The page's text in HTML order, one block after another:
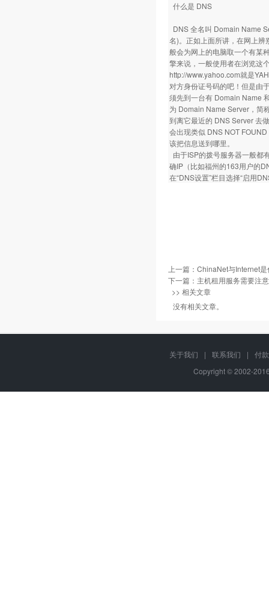
什么是 DNS
DNS 全名叫 Domain Name
名)。正如上面所讲，在网上
般会为网上的电脑取一个有某
擎来说，一般使用者在浏览这
http://www.yahoo.com就是
对方身份证号码的吧！但是由
须先到一台有 Domain Name
为 Domain Name Server，简
到离它最近的 DNS Server 去
会出现类似 DNS NOT
该把信息送到哪里。
由于ISP的拨号服务器一般都
确IP（比如福州的163用户的
在“DNS设置”栏目选择“启用
上一篇： ChinaNet与Internet
下一篇： 主机租用服务需要注
>> 相关文章
没有相关文章。
关于我们 | 联系我们 |
付
Copyright © 2002-